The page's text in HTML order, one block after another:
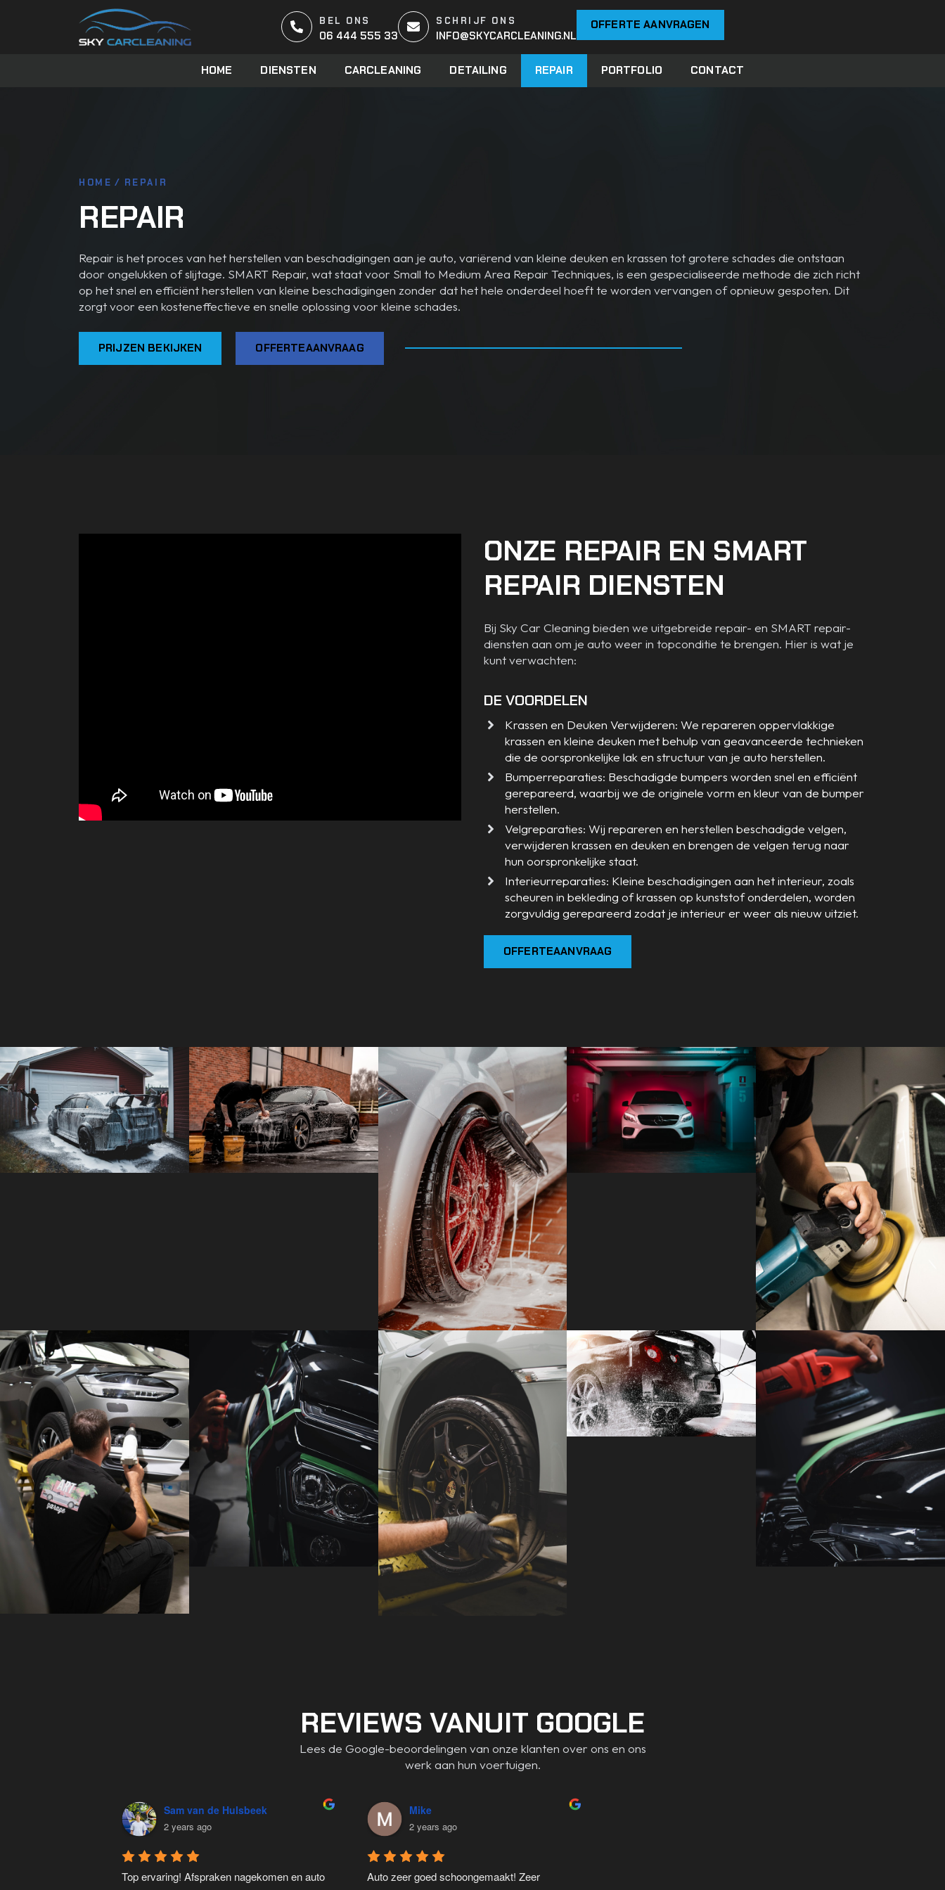
BEL ONS
06 444 555 33
SCHRIJF ONS
INFO@SKYCARCLEANING.NL
OFFERTE AANVRAGEN
HOME DIENSTEN CARCLEANING DETAILING REPAIR PORTFOLIO CONTACT
HOME / REPAIR
REPAIR
Repair is het proces van het herstellen van beschadigingen aan je auto, variërend van kleine deuken en krassen tot grotere schades die ontstaan
door ongelukken of slijtage. SMART Repair, wat staat voor Small to Medium Area Repair Techniques, is een gespecialiseerde methode die zich richt
op het snel en efficiënt herstellen van kleine beschadigingen zonder dat het hele onderdeel hoeft te worden vervangen of opnieuw gespoten. Dit
zorgt voor een kosteneffectieve en snelle oplossing voor kleine schades.
PRIJZEN BEKIJKEN OFFERTEAANVRAAG
ONZE REPAIR EN SMART
REPAIR DIENSTEN
Bij Sky Car Cleaning bieden we uitgebreide repair- en SMART repair-
diensten aan om je auto weer in topconditie te brengen. Hier is wat je
kunt verwachten:
DE VOORDELEN
Krassen en Deuken Verwijderen: We repareren oppervlakkige
krassen en kleine deuken met behulp van geavanceerde technieken
die de oorspronkelijke lak en structuur van je auto herstellen.
Bumperreparaties: Beschadigde bumpers worden snel en efficiënt
gerepareerd, waarbij we de originele vorm en kleur van de bumper
herstellen.
Velgreparaties: Wij repareren en herstellen beschadigde velgen,
verwijderen krassen en deuken en brengen de velgen terug naar
hun oorspronkelijke staat.
Interieurreparaties: Kleine beschadigingen aan het interieur, zoals
scheuren in bekleding of krassen op kunststof onderdelen, worden
zorgvuldig gerepareerd zodat je interieur er weer als nieuw uitziet.
OFFERTEAANVRAAG
REVIEWS VANUIT GOOGLE
Lees de Google-beoordelingen van onze klanten over ons en ons
werk aan hun voertuigen.
Sam van de Hulsbeek
2 years ago
Top ervaring! Afspraken nagekomen en auto
Mike
2 years ago
Auto zeer goed schoongemaakt! Zeer